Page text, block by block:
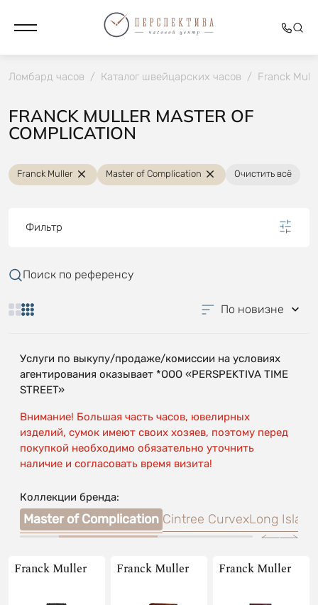
Ломбард часов / Каталог швейцарских часов / Franck
FRANCK MULLER MASTER OF
COMPLICATION
Franck Muller Master of Complication Очистить всё
Фильтр
Поиск по референсу
По новизне
Услуги по выкупу/продаже/комиссии на условиях
агентирования оказывает *OOO «PERSPEKTIVA TIME
STREET»
Внимание! Большая часть часов, ювелирных
изделий, сумок имеют своих хозяев, поэтому перед
покупкой необходимо обязательно уточнить
наличие и согласовать время визита!
Коллекции бренда:
Master of Complication Cintree CurvexLong Island
Franck Muller Franck Muller Franck Muller